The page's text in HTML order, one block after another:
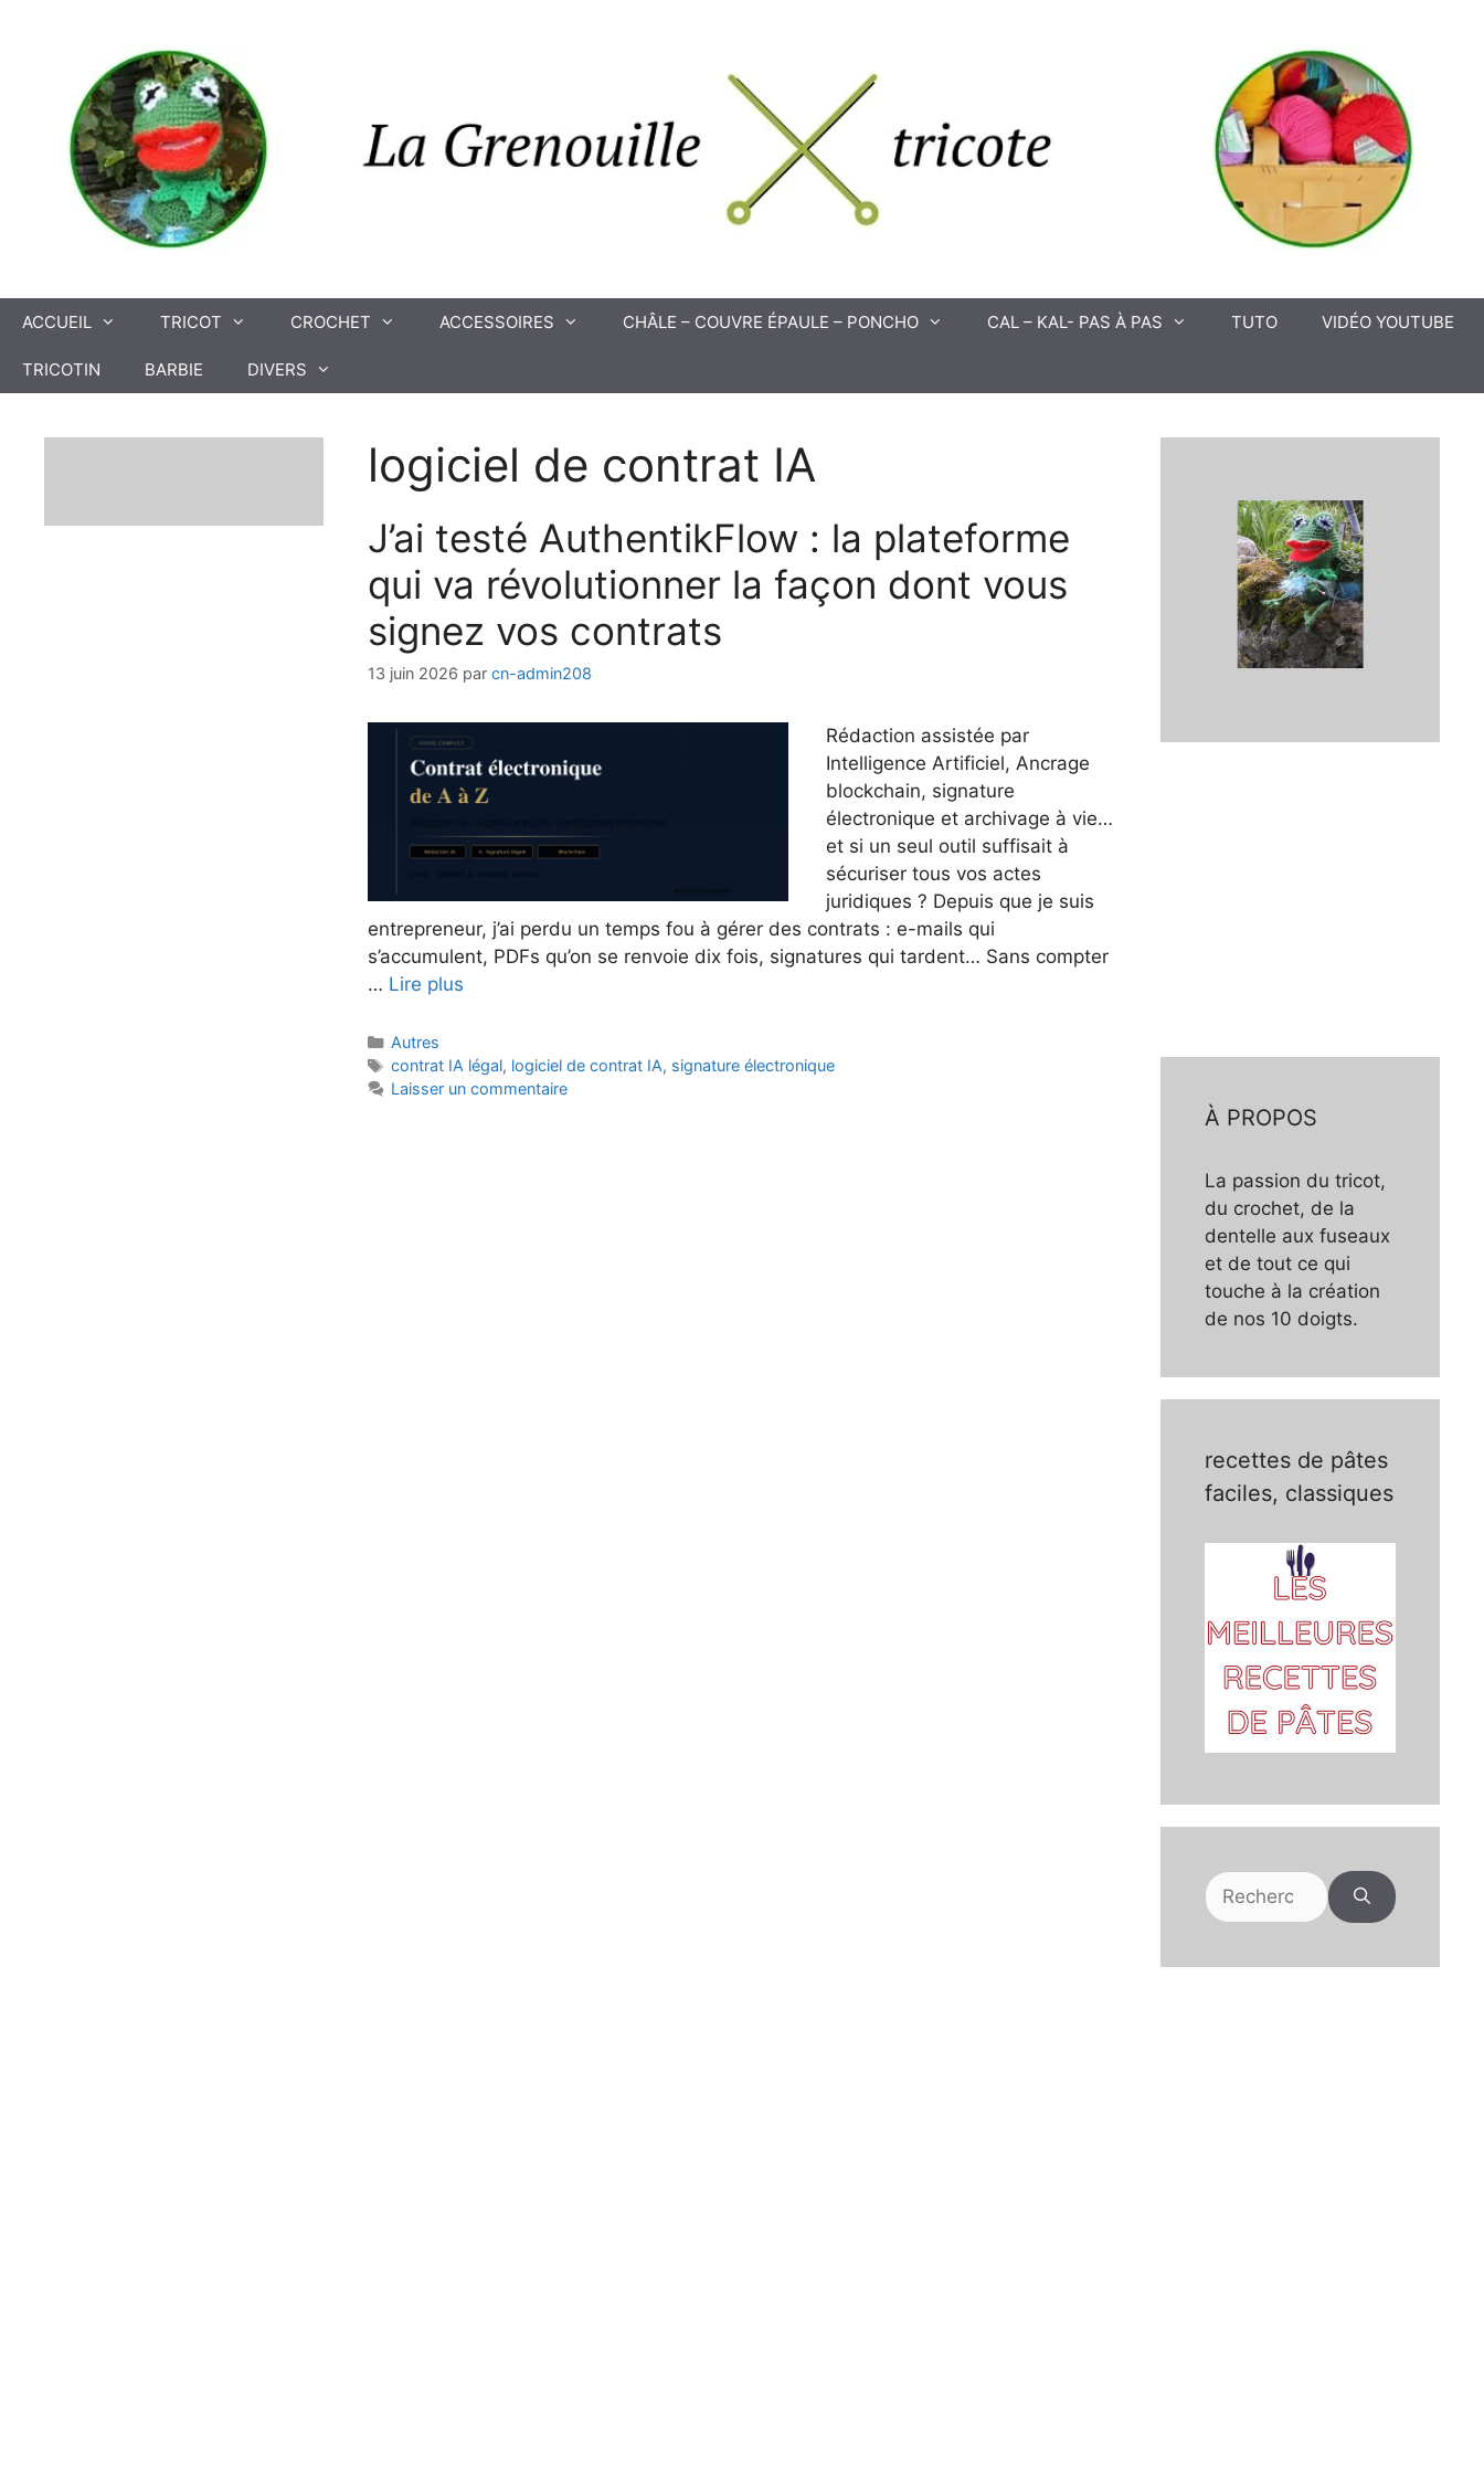
ACCUEIL TRICOT CROCHET ACCESSOIRES CHÂLE – COUVRE ÉPAULE – PONCHO CAL – KAL- PAS À PAS TUTO VIDÉO YOUTUBE
TRICOTIN BARBIE DIVERS
logiciel de contrat IA
J’ai testé AuthentikFlow : la plateforme
qui va révolutionner la façon dont vous
signez vos contrats
13 juin 2026 par cn-admin208
Rédaction assistée par
Intelligence Artificiel, Ancrage
blockchain, signature
électronique et archivage à vie…
et si un seul outil suffisait à
sécuriser tous vos actes
juridiques ? Depuis que je suis
entrepreneur, j’ai perdu un temps fou à gérer des contrats : e-mails qui
s’accumulent, PDFs qu’on se renvoie dix fois, signatures qui tardent… Sans compter
… Lire plus
Catégories
Autres
Étiquettes
contrat IA légal, logiciel de contrat IA, signature électronique
Laisser un commentaire
À PROPOS
La passion du tricot,
du crochet, de la
dentelle aux fuseaux
et de tout ce qui
touche à la création
de nos 10 doigts.
recettes de pâtes
faciles, classiques
Rechercher :